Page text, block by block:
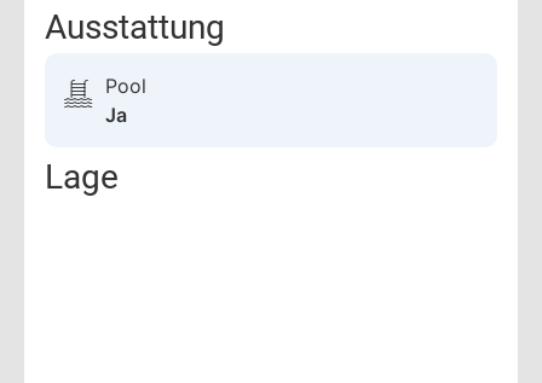
Ausstattung
Pool
Ja
Lage